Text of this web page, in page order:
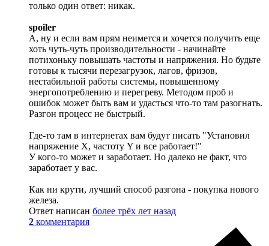
только один ответ: никак.
spoiler
А, ну и если вам прям неимется и хочется получить еще
хоть чуть-чуть производительности - начинайте
потихоньку повышать частоты и напряжения. Но будьте
готовы к тысячи перезагрузок, лагов, фризов,
нестабильной работы системы, повышенному
энергопотреблению и перегреву. Методом проб и
ошибок может быть вам и удасться что-то там разогнать.
Разгон процесс не быстрый.
Где-то там в интернетах вам будут писать "Установил
напряжение X, частоту Y и все работает!"
У кого-то может и заработает. Но далеко не факт, что
заработает у вас.
Как ни крути, лучший способ разгона - покупка нового
железа.
Ответ написан более трёх лет назад
2 комментария